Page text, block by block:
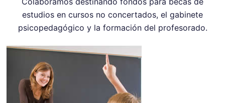
estudios en cursos no concertados, el gabinete
psicopedagógico y la formación del profesorado.